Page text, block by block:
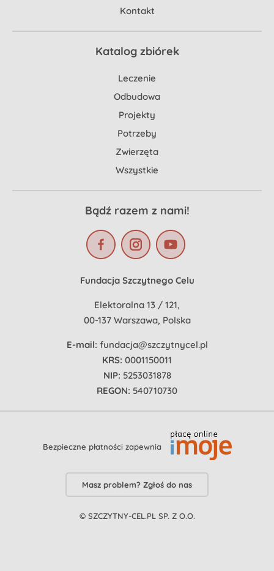
Kontakt
Katalog zbiórek
Leczenie
Odbudowa
Projekty
Potrzeby
Zwierzęta
Wszystkie
Bądź razem z nami!
Fundacja Szczytnego Celu
Elektoralna 13 / 121,
00-137 Warszawa, Polska
E-mail: fundacja@szczytnycel.pl
KRS: 0001150011
NIP: 5253031878
REGON: 540710730
Bezpieczne płatności zapewnia
Masz problem? Zgłoś do nas
© SZCZYTNY-CEL.PL SP. Z O.O.